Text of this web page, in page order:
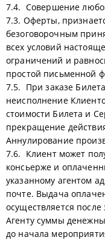
7.4. Совершение
7.3. Оферты,
безоговорочным
всех условий
ограничений и
простой письменной
7.5. При заказе
неисполнение
стоимости Билета и
прекращение
Аннулирование
7.6. Клиент может
консьерже и
указанному агентом
почте. Выдача
осуществляется
Агенту суммы
до начала